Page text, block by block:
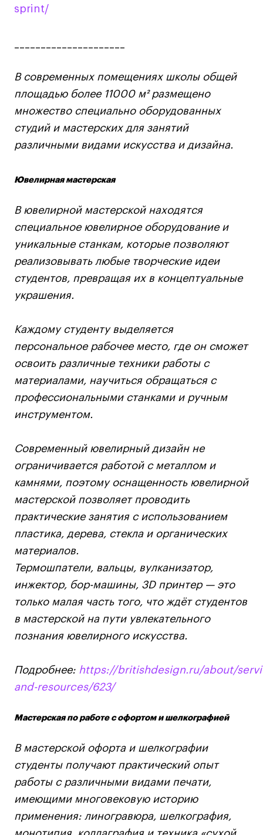
События
Преподаватели
Для прессы
Ресурсы
Партнеры
Связи с индустрией
Вакансии
Поступающим
Условия поступления
Стоимость обучения
Иностранным студентам
График учебного года
Вопросы и ответы
Карьера
Ассоциация выпускников
Центр карьеры
Живые проекты
Конкурсы
Летние стажировки
Проекты студентов
Работы студентов
«Живые» проекты
Участие в выставках
Britanka New Creatives
Fashion Summer
Подобрать программу
Войти в кампус
Получить сертификат
Дни открытых
Дни открытых 8 495 640 30 92
8 495 640 30 92
sprint/
В современных помещениях школы общей
площадью более 11000 м² размещено
множество специально оборудованных
студий и мастерских для занятий
различными видами искусства и дизайна.
Ювелирная мастерская
В ювелирной мастерской находятся
специальное ювелирное оборудование и
уникальные станкам, которые позволяют
реализовывать любые творческие идеи
студентов, превращая их в концептуальные
украшения.
Каждому студенту выделяется
персональное рабочее место, где он сможет
освоить различные техники работы с
материалами, научиться обращаться с
профессиональными станками и ручным
инструментом.
Современный ювелирный дизайн не
ограничивается работой с металлом и
камнями, поэтому оснащенность ювелирной
мастерской позволяет проводить
практические занятия с использованием
пластика, дерева, стекла и органических
материалов.
Термошпатели, вальцы, вулканизатор,
инжектор, бор-машины, 3D принтер — это
только малая часть того, что ждёт студентов
в мастерской на пути увлекательного
познания ювелирного искусства.
Подробнее: https://britishdesign.ru/about/
and-resources/623/
Мастерская по работе с офортом и шелкографией
В мастерской офорта и шелкографии
студенты получают практический опыт
работы с различными видами печати,
имеющими многовековую историю
применения: линогравюра, шелкография,